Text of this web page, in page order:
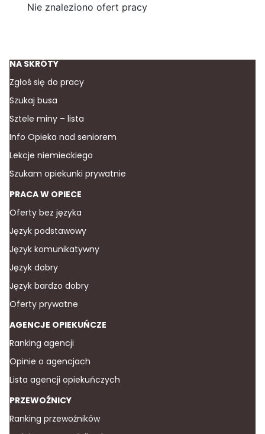
Nie znaleziono ofert pracy
NA SKRÓTY
Zgłoś się do pracy
Szukaj busa
Sztele miny – lista
Info Opieka nad seniorem
Lekcje niemieckiego
Szukam opiekunki prywatnie
PRACA W OPIECE
Oferty bez języka
Język podstawowy
Język komunikatywny
Język dobry
Język bardzo dobry
Oferty prywatne
AGENCJE OPIEKUŃCZE
Ranking agencji
Opinie o agencjach
Lista agencji opiekuńczych
PRZEWOŹNICY
Ranking przewoźników